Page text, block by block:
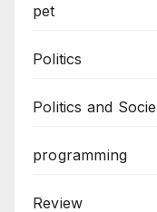
pet
Politics
Politics and
programming
Review